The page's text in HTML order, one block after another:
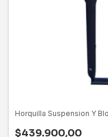
Horquilla Suspension Y
$439.900,00